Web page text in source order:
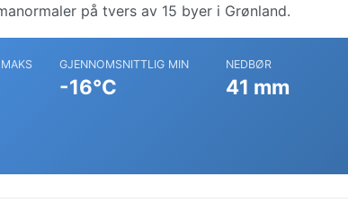
på tvers av 15 byer i Grønland.
GJENNOMSNITTLIG MIN
-16°C
NEDBØR
41 mm